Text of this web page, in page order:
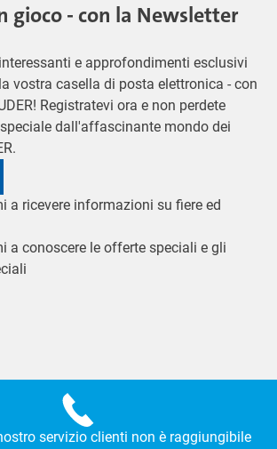
gioco - con la Newsletter
e approfondimenti esclusivi
vostra casella di posta elettronica - con
Registratevi ora e non perdete
dall'affascinante mondo dei
a ricevere informazioni su fiere ed
a conoscere le offerte speciali e gli
servizio clienti non è raggiungibile